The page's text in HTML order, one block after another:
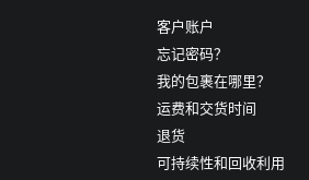
客户账户
忘记密码？
我的包裹在哪里？
运费和交货时间
退货
可持续性和回收利用